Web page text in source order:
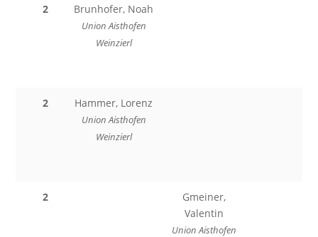
2 Brunhofer, Noah
Union Aisthofen
Weinzierl
2 Hammer, Lorenz
Union Aisthofen
Weinzierl
2
Gmeiner,
Valentin
Union Aisthofen